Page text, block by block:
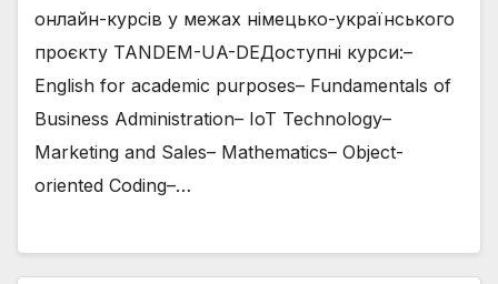
онлайн-курсів у межах німецько-українського
проєкту TANDEM-UA-DEДоступні курси:–
English for academic purposes– Fundamentals of
Business Administration– IoT Technology–
Marketing and Sales– Mathematics– Object-
oriented Coding–…